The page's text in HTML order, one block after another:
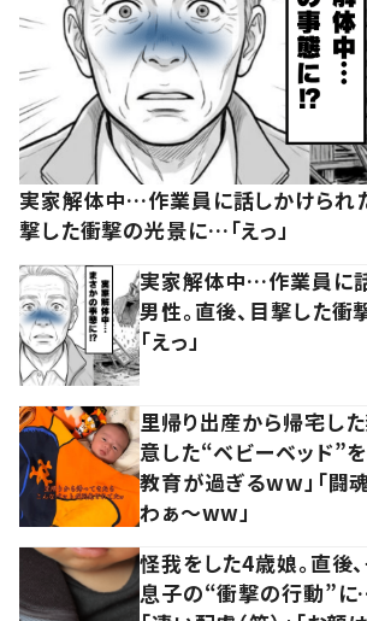
実家解体中…作業員に話しかけられ
撃した衝撃の光景に…「えっ」
実家解体中…作業員に
男性。直後、目撃した
「えっ」
里帰り出産から帰宅し
意した“ベビーベッド”
教育が過ぎるww」「闘
わぁ～ww」
怪我をした4歳娘。直後
息子の“衝撃の行動”